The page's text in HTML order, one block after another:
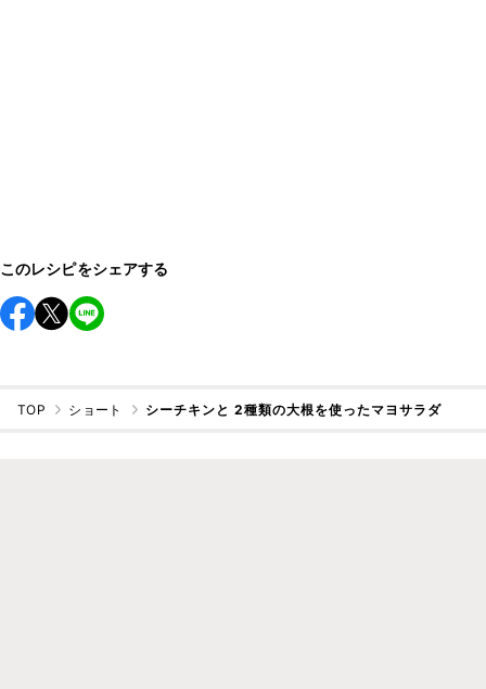
このレシピをシェアする
TOP ショート シーチキンと 2種類の大根を使ったマヨサラダ